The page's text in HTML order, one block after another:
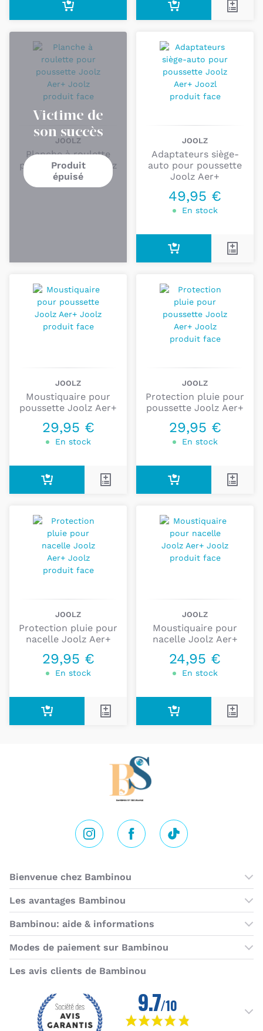
JOOLZ
Planche à roulette
pour poussette Joolz
Aer+
Victime de
son succès
Produit
épuisé
JOOLZ
Adaptateurs siège-
auto pour poussette
Joolz Aer+
49,95 €
En stock
JOOLZ
Moustiquaire pour
poussette Joolz Aer+
29,95 €
En stock
JOOLZ
Protection pluie pour
poussette Joolz Aer+
29,95 €
En stock
JOOLZ
Protection pluie pour
nacelle Joolz Aer+
29,95 €
En stock
JOOLZ
Moustiquaire pour
nacelle Joolz Aer+
24,95 €
En stock
Instagram Facebook Tik Tok
Bienvenue chez Bambinou
Les boutiques Bambinou
Les avantages Bambinou
Cartes cadeaux
Programme de fidélité
Bambinou: aide & informations
Contactez-nous
Horaires du service client
Livraisons et retours
Moyens de paiement
Modes de paiement sur Bambinou
Les avis clients de Bambinou